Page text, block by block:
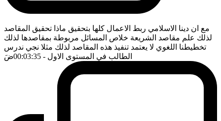
مع ان دينا الاسلامي ربط الاعمال كلها بتحقيق ماذا تحقيق المقاصد
لذلك علم مقاصد الشريعة خلاص المسائل مربوطة بمقاصدها لذلك
تخطيطنا اللغوي لا يعتمد تنفيذ هذه المقاصد لذلك مثلا نجي ندرس
الطالب في المستوى الاول - 00:03:35 ضَ